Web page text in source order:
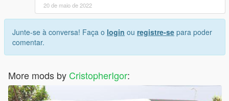
20 de maio de 2022
Junte-se à conversa! Faça o login ou registre-se para poder
comentar.
More mods by CristopherIgor: